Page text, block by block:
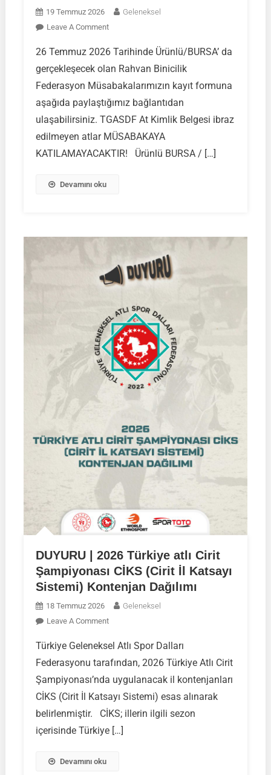
19 Temmuz 2026
Geleneksel
Leave A CommentOn
BİNİCİLİK
FEDERASYON
MÜSABAKASI
Ürünlü/BURSA
|
26
Temmuz
Formu
26 Temmuz 2026 Tarihinde Ürünlü/BURSA’ da
gerçekleşecek olan Rahvan Binicilik
Federasyon Müsabakalarımızın kayıt formuna
aşağıda paylaştığımız bağlantıdan
ulaşabilirsiniz. TGASDF At Kimlik Belgesi ibraz
edilmeyen atlar MÜSABAKAYA
KATILAMAYACAKTIR! Ürünlü BURSA / […]
Devamını oku
DUYURU | 2026 Türkiye atlı Cirit
Şampiyonası CİKS (Cirit İl Katsayı
Sistemi) Kontenjan Dağılımı
18 Temmuz 2026
Geleneksel
Leave A CommentOn
|
2026
Türkiye
Cirit
Şampiyonası
CİKS
Türkiye Geleneksel Atlı Spor Dalları
Federasyonu tarafından, 2026 Türkiye Atlı Cirit
Şampiyonası’nda uygulanacak il kontenjanları
CİKS (Cirit İl Katsayı Sistemi) esas alınarak
belirlenmiştir. CİKS; illerin ilgili sezon
içerisinde Türkiye […]
Devamını oku